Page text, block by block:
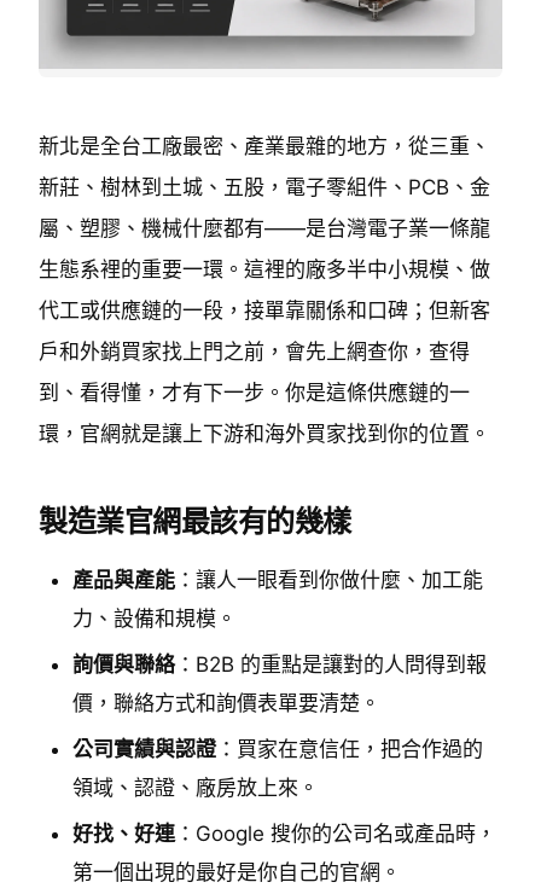
新北是全台工廠最密、產業最雜的地方，從三重、
新莊、樹林到土城、五股，電子零組件、PCB、金
屬、塑膠、機械什麼都有——是台灣電子業一條龍
生態系裡的重要一環。這裡的廠多半中小規模、做
代工或供應鏈的一段，接單靠關係和口碑；但新客
戶和外銷買家找上門之前，會先上網查你，查得
到、看得懂，才有下一步。你是這條供應鏈的一
環，官網就是讓上下游和海外買家找到你的位置。
製造業官網最該有的幾樣
產品與產能 ：讓人一眼看到你做什麼、加工能
力、設備和規模。
詢價與聯絡：B2B 的重點是讓對的人問得到報
價，聯絡方式和詢價表單要清楚。
公司實績與認證：買家在意信任，把合作過的
領域、認證、廠房放上來。
好找、好連：Google 搜你的公司名或產品時，
第一個出現的最好是你自己的官網。